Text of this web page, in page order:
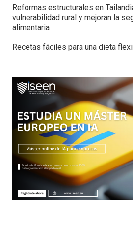
Reformas estructurales en
vulnerabilidad rural y mejoran la
alimentaria
Recetas fáciles para una dieta